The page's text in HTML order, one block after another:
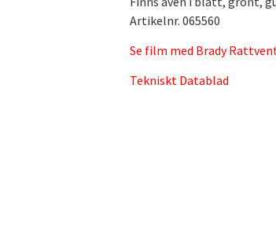
Artikelnr. 065560
Se film med Brady
Tekniskt Datablad